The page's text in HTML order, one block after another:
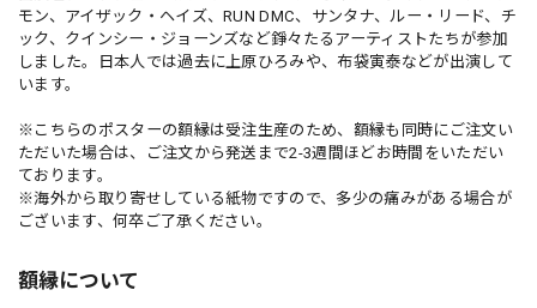
モン、アイザック・ヘイズ、RUN DMC、サンタナ、ルー・リード、チ
ック、クインシー・ジョーンズなど錚々たるアーティストたちが参加
しました。日本人では過去に上原ひろみや、布袋寅泰などが出演して
います。
※こちらのポスターの額縁は受注生産のため、額縁も同時にご注文い
ただいた場合は、ご注文から発送まで2-3週間ほどお時間をいただい
ております。
※海外から取り寄せしている紙物ですので、多少の痛みがある場合が
ございます、何卒ご了承ください。
額縁について